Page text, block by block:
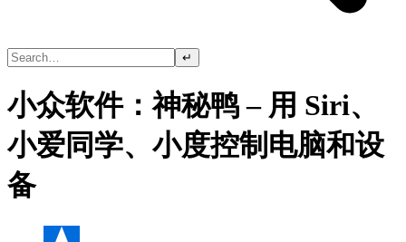
↵
小众软件：神秘鸭 – 用 Siri、
小爱同学、小度控制电脑和设
备